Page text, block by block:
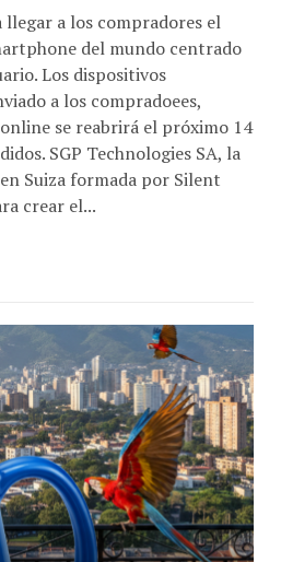
llegar a los compradores el
del mundo centrado
Los dispositivos
a los compradoees,
se reabrirá el próximo 14
SGP Technologies SA, la
Suiza formada por Silent
crear el...